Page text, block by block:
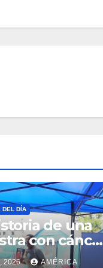
DEL DÍA
de una
con cáncer
una
2026 AMÉRICA